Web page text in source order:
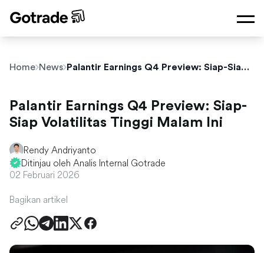
Home News Palantir Earnings Q4 Preview: Siap-Siap Volatilitas Tinggi Malam Ini
Palantir Earnings Q4 Preview: Siap-
Siap Volatilitas Tinggi Malam Ini
Rendy Andriyanto
Ditinjau oleh Analis Internal Gotrade
02 Februari 2026
Bagikan artikel